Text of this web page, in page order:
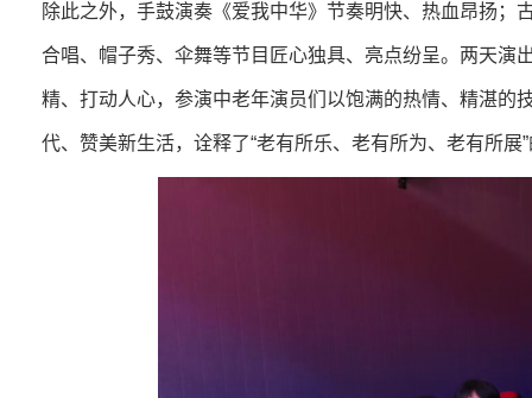
除此之外，手鼓演奏《爱我中华》节奏明快、热血昂扬
合唱、帽子秀、伞舞等节目匠心独具、亮点纷呈。两天演
精、打动人心，参演中老年演员们以饱满的热情、精湛的
代、赞美新生活，诠释了“老有所乐、老有所为、老有所展